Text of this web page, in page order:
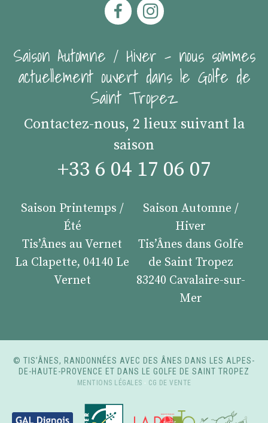
Saison Automne / Hiver - nous sommes
actuellement ouvert dans le Golfe de
Saint Tropez
Contactez-nous, 2 lieux suivant la
saison
+33 6 04 17 06 07
Saison Printemps /
Été
Tis’Ânes au Vernet
La Clapette, 04140 Le
Vernet
Saison Automne /
Hiver
Tis’Ânes dans Golfe
de Saint Tropez
83240 Cavalaire-sur-
Mer
© TIS’ÂNES, RANDONNÉES AVEC DES ÂNES DANS LES ALPES-
DE-HAUTE-PROVENCE ET DANS LE GOLFE DE SAINT TROPEZ
MENTIONS LÉGALES - CG DE VENTE